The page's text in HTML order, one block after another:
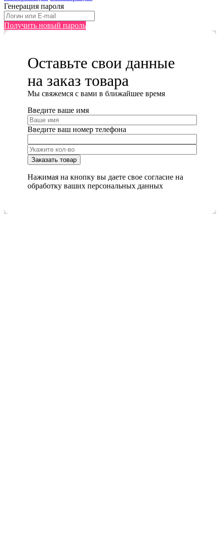
Генерация пароля
Получить новый пароль
Оставьте свои данные
на заказ товара
Мы cвяжемся с вами в ближайшее время
Введите ваше имя
Введите ваш номер телефона
Нажимая на кнопку вы даете свое согласие на
обработку ваших персональных данных